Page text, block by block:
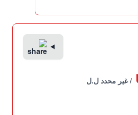
/ غير محدد ل.ل